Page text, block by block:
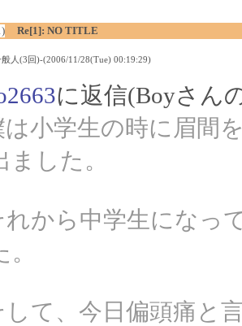
Re[1]: NO TITLE
般人(3回)-(2006/11/28(Tue) 00:19:29)
に返信(Boyさん
は小学生の時に眉間
ました。
れから中学生になっ
して、今日偏頭痛と